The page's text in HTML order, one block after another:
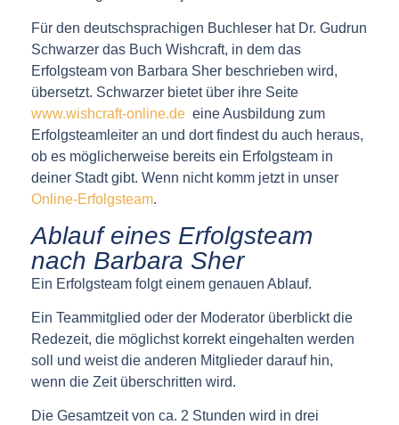
Für den deutschsprachigen Buchleser hat Dr. Gudrun
Schwarzer das Buch Wishcraft, in dem das
Erfolgsteam von Barbara Sher beschrieben wird,
übersetzt. Schwarzer bietet über ihre Seite
www.wishcraft-online.de eine Ausbildung zum
Erfolgsteamleiter an und dort findest du auch heraus,
ob es möglicherweise bereits ein Erfolgsteam in
deiner Stadt gibt. Wenn nicht komm jetzt in unser
Online-Erfolgsteam.
Ablauf eines Erfolgsteam
nach Barbara Sher
Ein Erfolgsteam folgt einem genauen Ablauf.
Ein Teammitglied oder der Moderator überblickt die
Redezeit, die möglichst korrekt eingehalten werden
soll und weist die anderen Mitglieder darauf hin,
wenn die Zeit überschritten wird.
Die Gesamtzeit von ca. 2 Stunden wird in drei